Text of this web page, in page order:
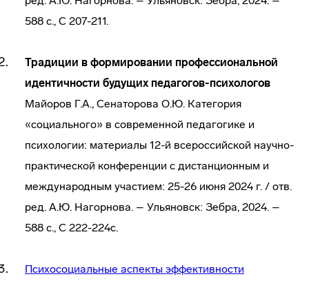
588 с., С 207-211.
Традиции в формировании профессиональной
идентичности будущих педагогов-психологов
Майоров Г.А., Сенаторова О.Ю. Категория
«социального» в современной педагогике и
психологии: материалы 12-й всероссийской научно-
практической конференции с дистанционным и
международным участием: 25-26 июня 2024 г. / отв.
ред. А.Ю. Нагорнова. – Ульяновск: Зебра, 2024. –
588 с., С 222-224с.
Психосоциальные аспекты эффективности